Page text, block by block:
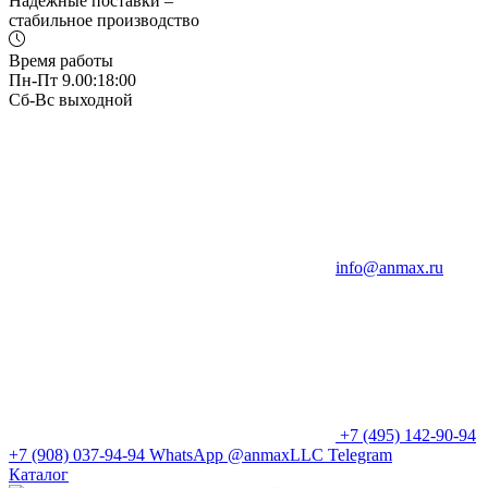
стабильное производство
Время работы
Пн-Пт 9.00:18:00
Сб-Вс выходной
info@anmax.ru
+7 (495) 142-90-94
+7 (908) 037-94-94 WhatsApp @anmaxLLC Telegram
Каталог